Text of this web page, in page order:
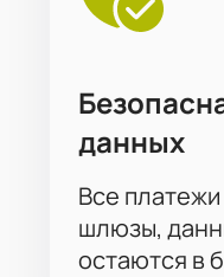
данных
Все
шлюзы,
остаются в